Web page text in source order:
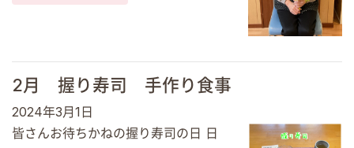
2月 握り寿司 手作り食事
2024年3月1日
皆さんお待ちかねの握り寿司の日 日